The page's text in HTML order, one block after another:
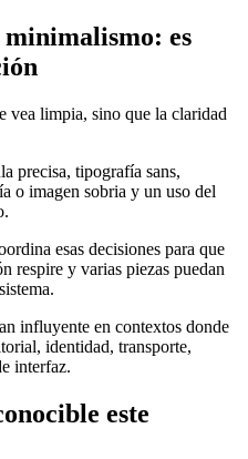
minimalismo: es
vea limpia, sino que la claridad
precisa, tipografía sans,
o imagen sobria y un uso del
esas decisiones para que
respire y varias piezas puedan
influyente en contextos donde
identidad, transporte,
interfaz.
este